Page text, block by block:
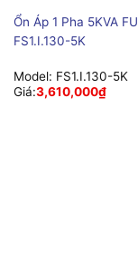
Ổn Áp 1 Pha 5KVA
FS1.I.130-5K
Model: FS1.I.130-5K
Giá:3,610,000₫